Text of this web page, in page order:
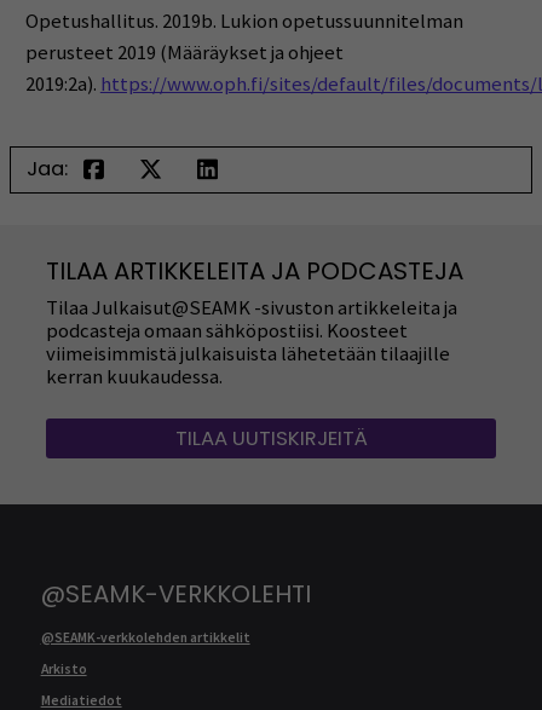
Opetushallitus. 2019b. Lukion opetussuunnitelman
perusteet 2019 (Määräykset ja ohjeet
2019:2a). https://www.oph.fi/sites/default/files/
Jaa:
TILAA ARTIKKELEITA JA PODCASTEJA
Tilaa Julkaisut@SEAMK -sivuston artikkeleita ja
podcasteja omaan sähköpostiisi. Koosteet
viimeisimmistä julkaisuista lähetetään tilaajille
kerran kuukaudessa.
TILAA UUTISKIRJEITÄ
@SEAMK-VERKKOLEHTI
@SEAMK-verkkolehden artikkelit
Arkisto
Mediatiedot